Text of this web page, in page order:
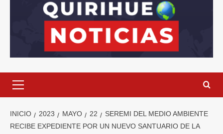
INICIO 2023 MAYO 22
SEREMI DEL MEDIO AMBIENTE
RECIBE EXPEDIENTE POR UN NUEVO SANTUARIO DE LA